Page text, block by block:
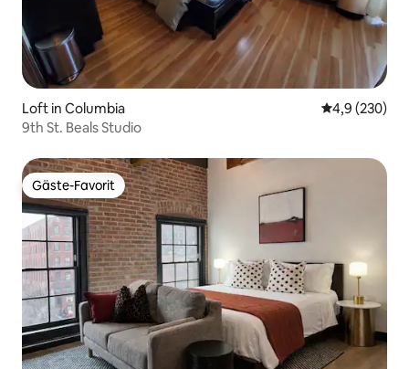
Loft in Columbia
4,9 (230)
9th St. Beals Studio
Gäste-Favorit
Gäste-Favorit